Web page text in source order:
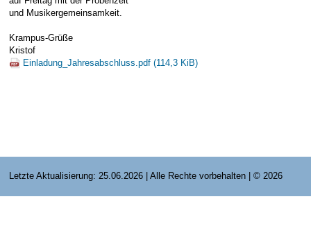
und Musikergemeinsamkeit.
Krampus-Grüße
Kristof
Einladung_Jahresabschluss.pdf (114,3 KiB)
Letzte Aktualisierung: 25.06.2026 | Alle Rechte vorbehalten | © 2026